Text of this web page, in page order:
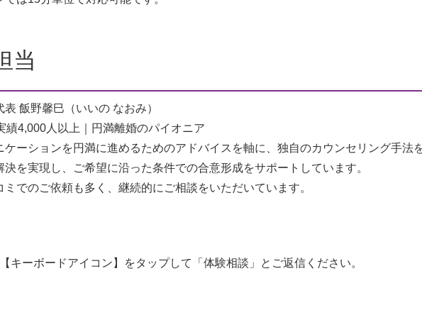
当
飯野馨巳（いいの なおみ）
績4,000人以上｜円満離婚のパイオニア
ケーションを円満に進めるためのアドバイスを軸に、独自のカウンセリング手法
決を実現し、ご希望に沿った条件での合意形成をサポートしています。
ミでのご依頼も多く、継続的にご相談をいただいています。
キーボードアイコン】をタップして「体験相談」とご返信ください。